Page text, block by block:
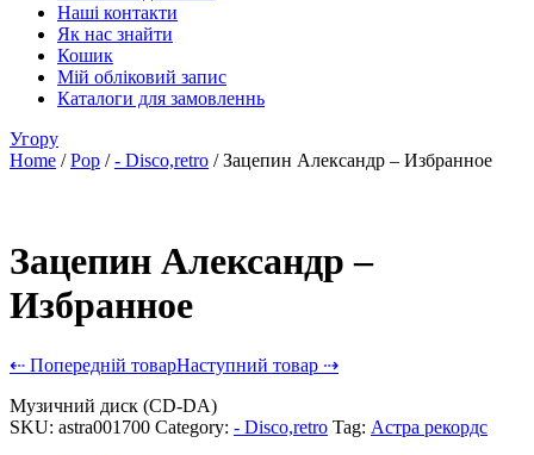
Наші контакти
Як нас знайти
Кошик
Мій обліковий запис
Каталоги для замовленнь
Угору
Home /Pop /- Disco,retro / Зацепин Александр – Избранное
Зацепин Александр –
Избранное
⇠ Попередній товарНаступний товар ⇢
Музичний диск (CD-DA)
SKU: astra001700 Category: - Disco,retro Tag: Астра рекордс